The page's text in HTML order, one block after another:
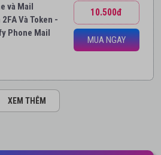
và Mail
Và Token -
Phone Mail
10.500đ
MUA NGAY
XEM THÊM